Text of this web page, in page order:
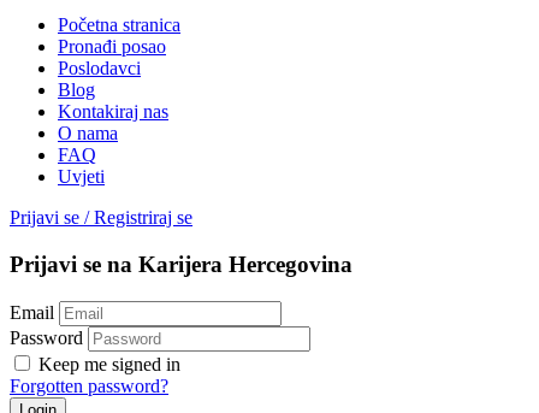
Početna stranica
Pronađi posao
Poslodavci
Blog
Kontakiraj nas
O nama
FAQ
Uvjeti
Prijavi se / Registriraj se
Prijavi se na Karijera Hercegovina
Email
Password
Keep me signed in
Forgotten password?